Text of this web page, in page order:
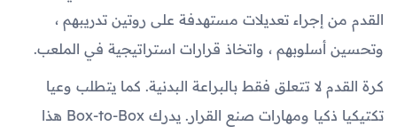
القدم من إجراء تعديلات مستهدفة على روتين تدريبهم ،
وتحسين أسلوبهم ، واتخاذ قرارات استراتيجية في الملعب.
كرة القدم لا تتعلق فقط بالبراعة البدنية. كما يتطلب وعيا
تكتيكيا ذكيا ومهارات صنع القرار. يدرك Box-to-Box هذا